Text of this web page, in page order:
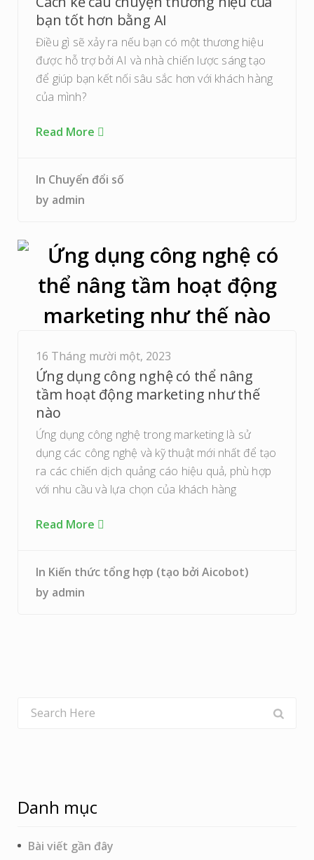
bạn tốt hơn bằng AI
Điều gì sẽ xảy ra nếu bạn có một thương hiệu
được hỗ trợ bởi AI và nhà chiến lược sáng tạo
để giúp bạn kết nối sâu sắc hơn với khách hàng
của mình?
Read More
In Chuyển đổi số
by admin
16 Tháng mười một, 2023
Ứng dụng công nghệ có thể nâng
tầm hoạt động marketing như thế
nào
Ứng dụng công nghệ trong marketing là sử
dụng các công nghệ và kỹ thuật mới nhất để tạo
ra các chiến dịch quảng cáo hiệu quả, phù hợp
với nhu cầu và lựa chọn của khách hàng
Read More
In Kiến thức tổng hợp (tạo bởi Aicobot)
by admin
Danh mục
Bài viết gần đây